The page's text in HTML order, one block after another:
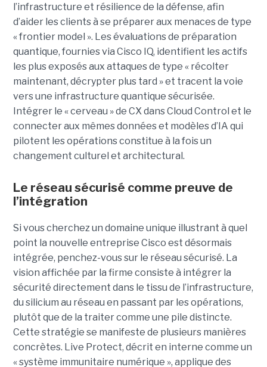
l’infrastructure et résilience de la défense, afin
d’aider les clients à se préparer aux menaces de type
« frontier model ». Les évaluations de préparation
quantique, fournies via Cisco IQ, identifient les actifs
les plus exposés aux attaques de type « récolter
maintenant, décrypter plus tard » et tracent la voie
vers une infrastructure quantique sécurisée.
Intégrer le « cerveau » de CX dans Cloud Control et le
connecter aux mêmes données et modèles d’IA qui
pilotent les opérations constitue à la fois un
changement culturel et architectural.
Le réseau sécurisé comme preuve de
l’intégration
Si vous cherchez un domaine unique illustrant à quel
point la nouvelle entreprise Cisco est désormais
intégrée, penchez-vous sur le réseau sécurisé. La
vision affichée par la firme consiste à intégrer la
sécurité directement dans le tissu de l’infrastructure,
du silicium au réseau en passant par les opérations,
plutôt que de la traiter comme une pile distincte.
Cette stratégie se manifeste de plusieurs manières
concrètes. Live Protect, décrit en interne comme un
« système immunitaire numérique », applique des